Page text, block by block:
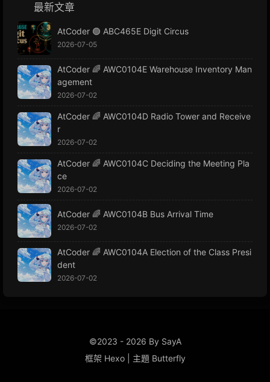
最新文章
AtCoder 🟢 ABC465E Digit Circus
2026-07-05
AtCoder 🌈 AWC0104E Warehouse Inventory Man
agement
2026-07-02
AtCoder 🌈 AWC0104D Radio Tower and Receive
r
2026-07-02
AtCoder 🌈 AWC0104C Deciding the Meeting Pla
ce
2026-07-02
AtCoder 🌈 AWC0104B Bus Arrival Time
2026-07-02
AtCoder 🌈 AWC0104A Election of the Class Presi
dent
2026-07-02
©2023 - 2026 By SayA
框架 Hexo 主題 Butterfly